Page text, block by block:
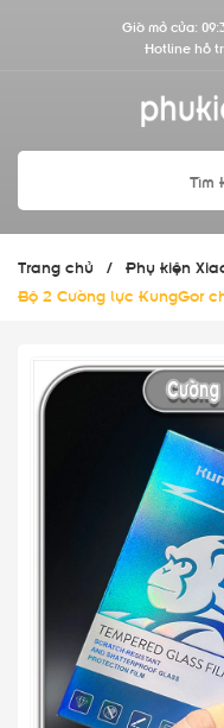
Giờ mở cửa:
Hotline hỗ
Trang chủ / Phụ kiện
Bộ 2 Cường lực KungGor